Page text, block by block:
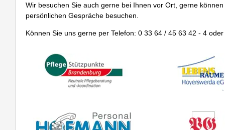
Wir besuchen Sie auch gerne bei Ihnen vor Ort, gerne
persönlichen Gespräche besuchen.
Können Sie uns gerne per Telefon: 0 33 64 / 45 63 42 - 4